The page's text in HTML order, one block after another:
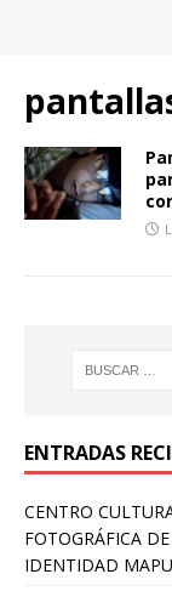
ENTRADAS
CENTRO
FOTOGRÁFICA
IDENTIDAD